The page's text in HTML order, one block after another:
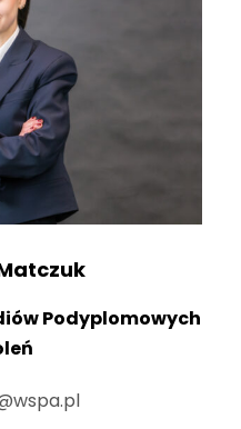
Podyplomowych